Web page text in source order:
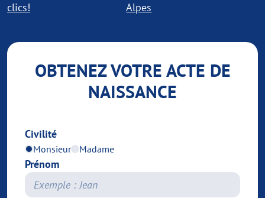
clics!
Alpes
OBTENEZ VOTRE ACTE DE
NAISSANCE
Civilité
Monsieur Madame
Prénom